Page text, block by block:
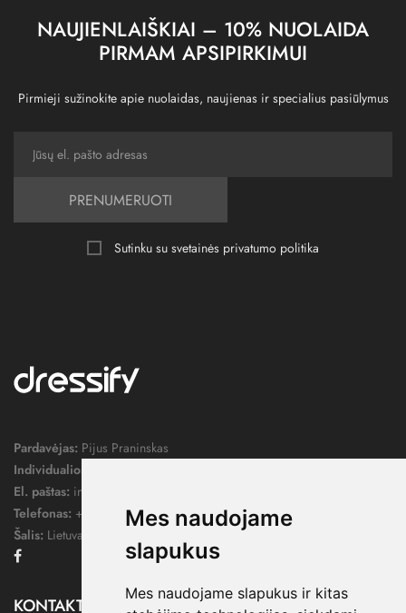
Mes naudojame
slapukus
Mes naudojame slapukus ir kitas
NAUJIENLAIŠKIAI – 10% NUOLAIDA
PIRMAM APSIPIRKIMUI
Pirmieji sužinokite apie nuolaidas, naujienas ir specialius pasiūlymus
PRENUMERUOTI
Sutinku su svetainės privatumo politika
Pardavėjas: Pijus Praninskas
Individualios veiklos pažymos nr.:
El. paštas: info@dressify.lt
Telefonas: +370 676 78578
Šalis: Lietuva
KONTAKTAI